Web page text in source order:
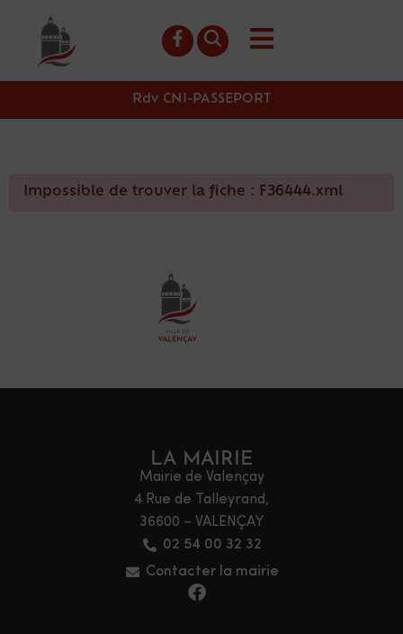
principal
Rdv CNI-PASSEPORT
Impossible de trouver la fiche : F36444.xml
LA MAIRIE
Mairie de Valençay
4 Rue de Talleyrand,
36600 – VALENÇAY
02 54 00 32 32
Contacter la mairie